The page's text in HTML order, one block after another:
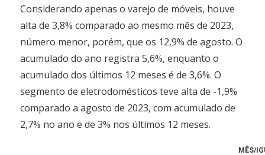
Considerando apenas o varejo de móveis, houve
alta de 3,8% comparado ao mesmo mês de 2023,
número menor, porém, que os 12,9% de agosto. O
acumulado do ano registra 5,6%, enquanto o
acumulado dos últimos 12 meses é de 3,6%. O
segmento de eletrodomésticos teve alta de -1,9%
comparado a agosto de 2023, com acumulado de
2,7% no ano e de 3% nos últimos 12 meses.
MÊS/